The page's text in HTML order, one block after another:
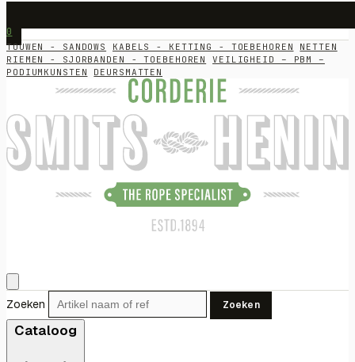
0
TOUWEN - SANDOWS KABELS - KETTING - TOEBEHOREN
NETTEN
RIEMEN - SJORBANDEN - TOEBEHOREN
VEILIGHEID – PBM –
PODIUMKUNSTEN
DEURSMATTEN
Zoeken Zoeken
Cataloog